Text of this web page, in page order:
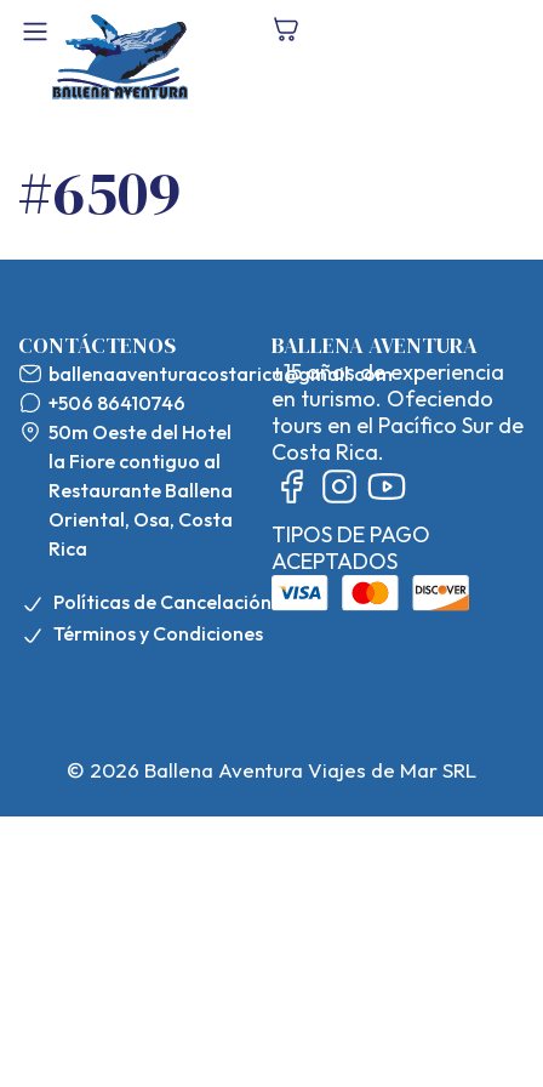
#6509
CONTÁCTENOS
ballenaaventuracostarica@gmail.com
+506 86410746
50m Oeste del Hotel
la Fiore contiguo al
Restaurante Ballena
Oriental, Osa, Costa
Rica
Políticas de Cancelación
Términos y Condiciones
BALLENA AVENTURA
+15 años de experiencia
en turismo. Ofeciendo
tours en el Pacífico Sur de
Costa Rica.
TIPOS DE PAGO
ACEPTADOS
© 2026 Ballena Aventura Viajes de Mar SRL